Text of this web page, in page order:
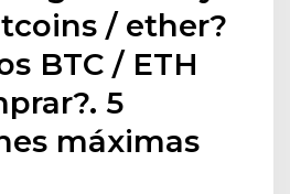
/ ether?
BTC / ETH
5
máximas